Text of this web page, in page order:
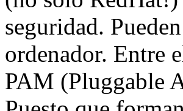
seguridad.
ordenador. Entre
PAM (Pluggable